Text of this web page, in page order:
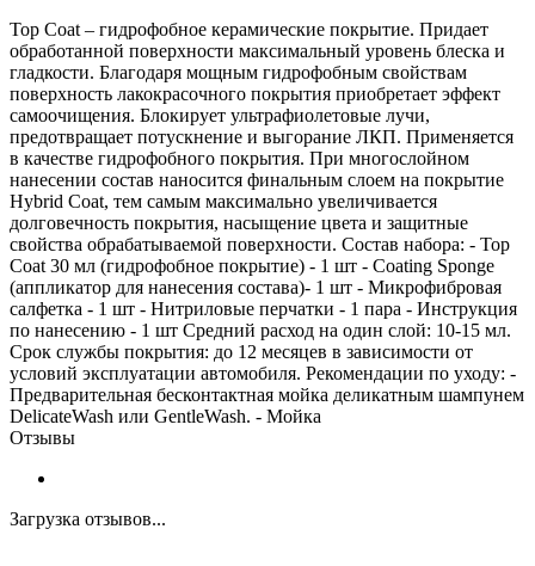
Top Coat – гидрофобное керамические покрытие. Придает
обработанной поверхности максимальный уровень блеска и
гладкости. Благодаря мощным гидрофобным свойствам
поверхность лакокрасочного покрытия приобретает эффект
самоочищения. Блокирует ультрафиолетовые лучи,
предотвращает потускнение и выгорание ЛКП. Применяется
в качестве гидрофобного покрытия. При многослойном
нанесении состав наносится финальным слоем на покрытие
Hybrid Coat, тем самым максимально увеличивается
долговечность покрытия, насыщение цвета и защитные
свойства обрабатываемой поверхности. Состав набора: - Top
Coat 30 мл (гидрофобное покрытие) - 1 шт - Coating Sponge
(аппликатор для нанесения состава)- 1 шт - Микрофибровая
салфетка - 1 шт - Нитриловые перчатки - 1 пара - Инструкция
по нанесению - 1 шт Средний расход на один слой: 10-15 мл.
Срок службы покрытия: до 12 месяцев в зависимости от
условий эксплуатации автомобиля. Рекомендации по уходу: -
Предварительная бесконтактная мойка деликатным шампунем
DelicateWash или GentleWash. - Мойка
Отзывы
Загрузка отзывов...